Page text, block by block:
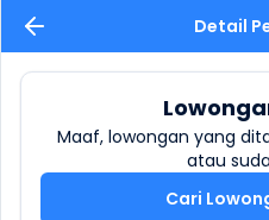
Detail
Maaf, lowongan yang
atau
Cari